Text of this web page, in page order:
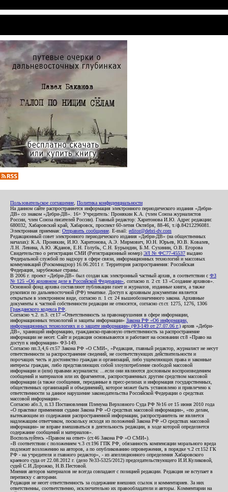
Пользовательское соглашение Политика конфиденциальности
На данном сайте распространяется информация электронного периодического издания «Дебри-
ДВ» со знаком «Дебри-ДВ». 16+ Учредитель: Пронякин К.А. (член Союза журналистов
России, член Союза писателей России). Главный редактор: Харитонова И.Ю. Адрес редакции:
680032, Хабаровский край, Хабаровск, проспект 60-летия Октября, 88-46, т./ф.84212296081.
Электронная приемная: Отправить сообщение . E-mail: editor@debri-dv.com
Редакционный совет электронного периодического издания «Дебри-ДВ» (на общественных
началах): К.А. Пронякин, И.Ю. Харитонова, А.Э. Мирмович, Ю.Н. Юрьев, Ю.В. Ковалев,
Л.Н. Левина, А.Ю. Жданов, Е.Н. Голубь, С.Н. Бурындин, Б.М. Сухинин, О.В. Егорова
Свидетельство о регистрации СМИ (Регистрационный номер) ЭЛ № ФС77-45537 выдано
Федеральной службой по надзору в сфере связи, информационных технологий и массовых
коммуникаций (Роскомнадзор) 16.06.2011 г. Территория распространения: Российская
Федерация, зарубежные страны.
В 2006 г. проект «Дебри-ДВ» был создан как электронный частный архив, в соответствии с ФЗ
№ 125 «Об архивном деле в Российской Федерации» , согласно п. 2 ст. 13 «Создание архивов».
Основной фонд архива составляют публикации газет и журналов, изданные книги, а также
рукописи по дальневосточной (РФ) тематике. Доступ к архивным документам является
открытым в электронном виде, согласно п. 1 ст. 24 вышеобозначенного закона. Архивные
документы к частной собственности редакции не относятся, согласно ст.ст. 1275, 1276, 1306
Гражданского кодекса РФ
Согласно ч.2. п.3. ст.17 «Ответственность за правонарушения в сфере информации,
информационных технологий и защиты информации» Закона РФ «Об информации,
информационных технологиях и о защите информации» (ФЗ-149 от 27.07.06 г.) архив «Дебри-
ДВ», хранящий информацию, гражданско-правовую ответственность за распространение
информации не несет. Сайт и редакция основываются и работают на основании ст.8 «Право на
доступ к информации» ФЗ-149.
Согласно пп.3,4,6 ст.57 Закона РФ «О СМИ», «Редакция, главный редактор, журналист не несут
ответственности за распространение сведений, не соответствующих действительности и
порочащих честь и достоинство граждан и организаций, либо ущемляющих права и законные
интересы граждан, либо представляющих собой злоупотребление свободой массовой
информации и (или) правами журналиста: ...если они являются дословным воспроизведением
сообщений и материалов или их фрагментов, распространенных другим средством массовой
информации (а также сообщения, переданные в пресс-релизах и информация государственных,
общественных организаций и объединений), которое может быть установлено и привлечено к
ответственности за данное нарушение законодательства Российской Федерации о средствах
массовой информации».
Согласно абз.3, п.13 Постановления Пленума Верховного Суда РФ №16 от 15 июня 2010 года
«О практике применения судами Закона РФ «О средствах массовой информации», «по делам,
вытекающим из содержания распространенной информации, распространитель не является
надлежащим ответчиком, поскольку исходя из положений Закона РФ «О средствах массовой
информации» не вправе вмешиваться в деятельность редакции, в ходе которой определяется
содержание сообщений и материалов».
Воспользуйтесь «Правом на ответ» (ст.46 Закона РФ «О СМИ»).
«В соответствии с положением ч.3 ст.196 ГПК РФ, обязанность компенсации морального вреда
подлежит возложению на авторов, а по опубликованию опровержения, в порядке ч.2 ст.152 ГК
РФ - на учредителя и главного редактор», - из апелляционного определения Хабаровского
краевого суда от 22.08.2012 г. (дело №33-5325/2012) председательствующего И.И.Куликовой,
судей С.И.Дорожко, Н.В.Пестовой.
Мнения авторов материалов не всегда совпадают с позицией редакции. Редакция не вступает в
переписку с авторами.
Редакция не несет ответственность за содержание внешних ссылок и комментариев. За них
ответственны, соответственно, исключительно их правообладатели и авторы. Комментарии на